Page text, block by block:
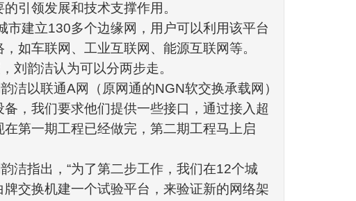
引领发展和技术支撑作用。
市建立130多个边缘网，用户可以利用该平台
如车联网、工业互联网、能源互联网等。
刘韵洁认为可以分两步走。
洁以联通A网（原网通的NGN软交换承载网 ）
备，我们要求他们提供一些接口，通过接入超
第一期工程已经做完，第二期工程马上启
洁指出， “为了第二步工作，我们在12个城
交换机建一个试验平台，来验证新的网络架